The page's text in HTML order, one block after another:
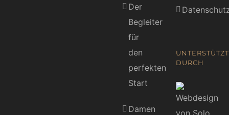
Der
Begleiter
für
den
perfekten
Start
Damen
UNTERSTÜTZT
DURCH